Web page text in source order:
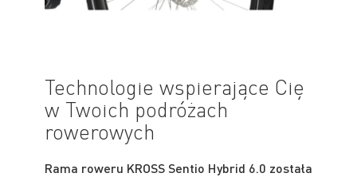
Technologie wspierające Cię
w Twoich podróżach
rowerowych
Rama roweru KROSS Sentio Hybrid 6.0 została